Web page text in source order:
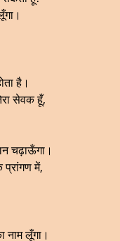
है।
सेवक हूँ,
चढ़ाऊँगा।
में,
नाम लूँगा।